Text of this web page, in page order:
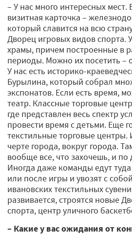
– У нас много интересных
визитная карточка –
который славится на всю
Дворец игровых видов спорта.
храмы, причем построенные в
периоды. Можно их посетить –
У нас есть историко-
Бурылина, который собрал
экспонатов. Если есть время,
театр. Классные торговые
где представлен весь спектр
провести время с детьми. Еще
текстильные торговые центры.
черте города, вокруг города.
вообще все, что захочешь, и
Иногда даже команды едут
или после игры и увозят с
ивановских текстильных
развивается, строятся новые
спорта, центр уличного
– Какие у вас ожидания от